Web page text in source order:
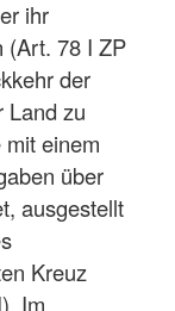
ihr
(Art. 78 I ZP
der
Land zu
einem
über
ausgestellt
Kreuz
Im